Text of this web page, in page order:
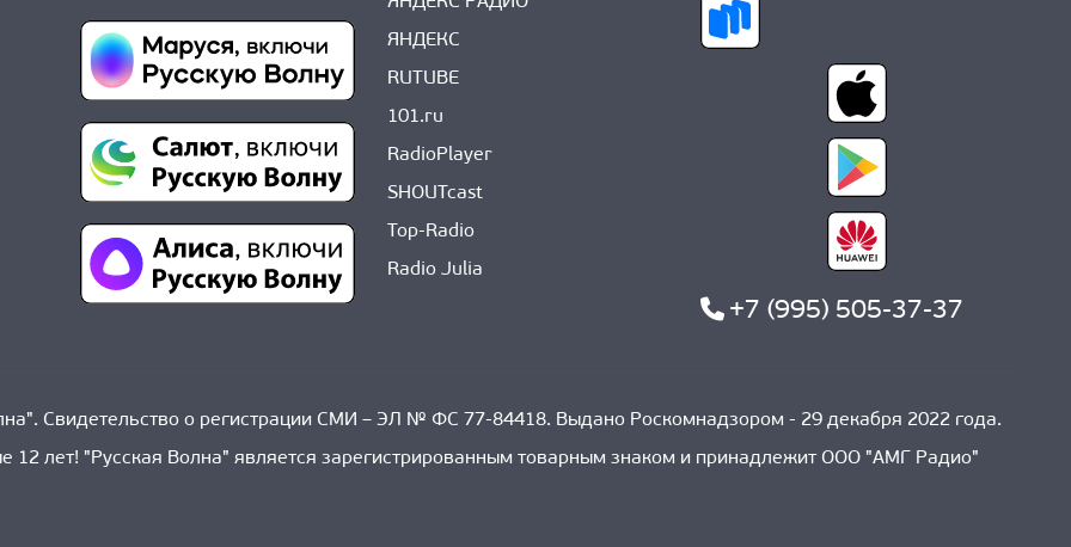
ЯНДЕКС
RUTUBE
101.ru
RadioPlayer
SHOUTcast
Top-Radio
Radio Julia
+7 (995) 505-37-37
Свидетельство о регистрации СМИ – ЭЛ № ФС 77-84418. Выдано Роскомнадзором - 29 декабря 2022 года.
12 лет! "Русская Волна" является зарегистрированным товарным знаком и принадлежит ООО "АМГ Радио"